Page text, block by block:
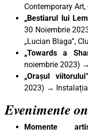
Contemporary Art,
„Bestiarul lui
30 Noiembrie
„Lucian Blaga”,
„Towards a
noiembrie 2023)
„Orașul
2023) →
Evenimente
Momente